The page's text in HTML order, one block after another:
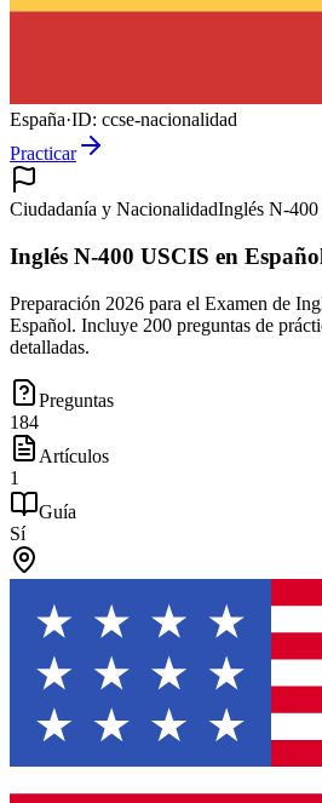
España·ID: ccse-nacionalidad
Practicar
Ciudadanía y NacionalidadInglés N-
Inglés N-400 USCIS en
Preparación 2026 para el Examen de
Español. Incluye 200 preguntas de
detalladas.
Preguntas
184
Artículos
1
Guía
Sí